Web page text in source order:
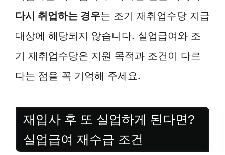
다시 취업하는 경우는 조기 재취업수당 지급
대상에 해당되지 않습니다. 실업급여와 조
기 재취업수당은 지원 목적과 조건이 다르
다는 점을 꼭 기억해 주세요.
재입사 후 또 실업하게 된다면?
실업급여 재수급 조건